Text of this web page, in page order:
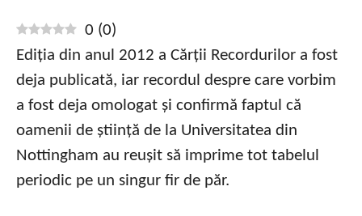
0 (0)
Ediția din anul 2012 a Cărții Recordurilor a fost
deja publicată, iar recordul despre care vorbim
a fost deja omologat și confirmă faptul că
oamenii de știință de la Universitatea din
Nottingham au reușit să imprime tot tabelul
periodic pe un singur fir de păr.